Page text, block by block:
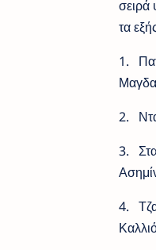
σειρά
τα
1.
2.
3.
4.